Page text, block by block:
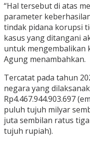
“Hal tersebut di atas
parameter
tindak pidana korupsi
kasus yang ditangani
untuk mengembalikan
Agung menambahkan.
Tercatat pada tahun
negara yang
Rp4.467.944.903.697
puluh tujuh milyar
juta sembilan ratus
tujuh rupiah).